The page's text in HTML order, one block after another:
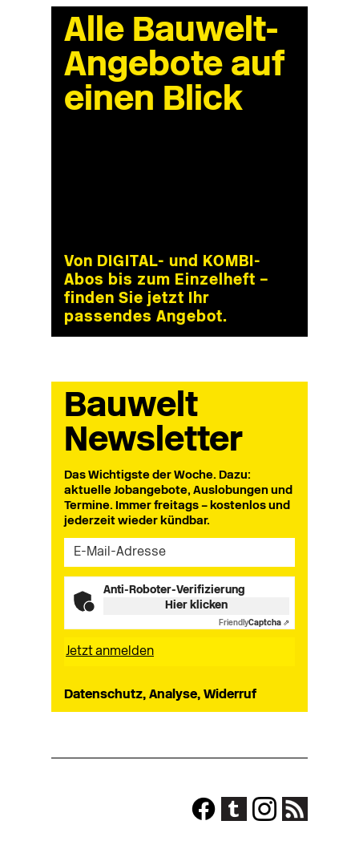
Alle Bauwelt-
Angebote auf
einen Blick
Von DIGITAL- und KOMBI-
Abos bis zum Einzelheft –
finden Sie jetzt Ihr
passendes Angebot.
Bauwelt
Newsletter
Das Wichtigste der Woche. Dazu:
aktuelle Jobangebote, Auslobungen und
Termine. Immer freitags – kostenlos und
jederzeit wieder kündbar.
Anti-Roboter-Verifizierung
Hier klicken
FriendlyCaptcha ⇗
Datenschutz, Analyse, Widerruf